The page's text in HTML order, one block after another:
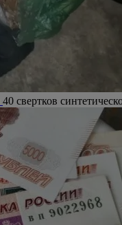
40 свертков